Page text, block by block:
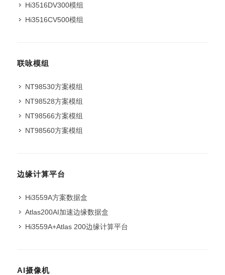
Hi3516DV300模组
Hi3516CV500模组
联咏模组
NT98530方案模组
NT98528方案模组
NT98566方案模组
NT98560方案模组
边缘计算平台
Hi3559A方案数据盒
Atlas200AI加速边缘数据盒
Hi3559A+Atlas 200边缘计算平台
AI摄像机